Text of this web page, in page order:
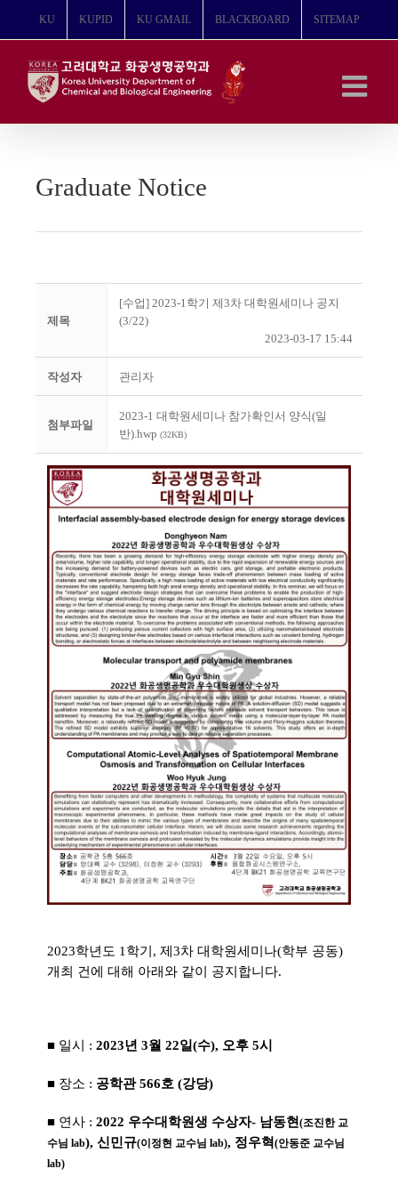
뛰
KU KUPID KU GMAIL BLACKBOARD SITEMAP
Graduate Notice
제목
[수업] 2023-1학기 제3차 대학원세미나 공지
(3/22)
2023-03-17 15:44
작성자 관리자
첨부파일
2023-1 대학원세미나 참가확인서 양식(일
반).hwp (32KB)
2023학년도 1학기, 제3차 대학원세미나(학부 공동)
개최 건에 대해 아래와 같이 공지합니다.
■ 일시 : 2023년 3월 22일(수), 오후 5시
■ 장소 : 공학관 566호 (강당)
■ 연사 : 2022 우수대학원생 수상자- 남동현(조진한 교
수님 lab), 신민규(이정현 교수님 lab), 정우혁 (안동준 교수님
lab)